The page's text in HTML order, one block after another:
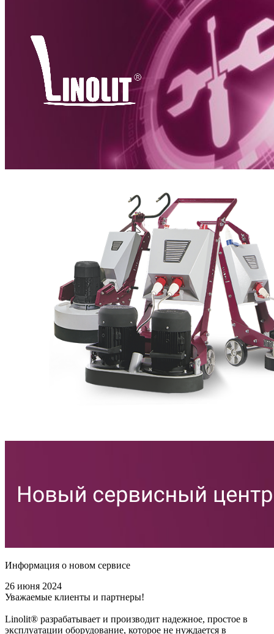
Информация о новом сервисе
26 июня 2024
Уважаемые клиенты и партнеры!
Linolit® разрабатывает и производит надежное, простое в
эксплуатации оборудование, которое не нуждается в